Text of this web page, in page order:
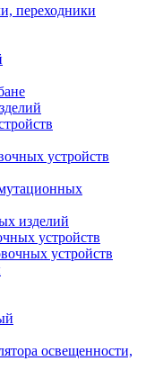
переходники
устройств
изделий
устройств
устройств
освещенности,